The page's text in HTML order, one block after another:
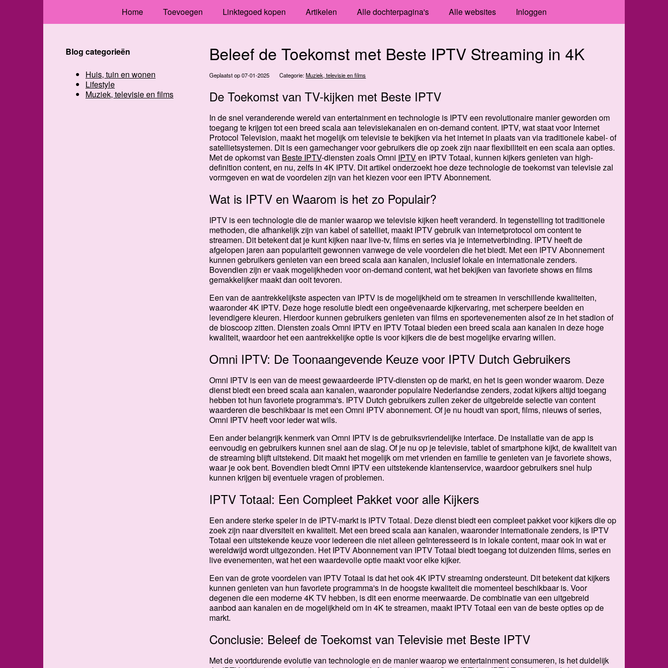
Home Toevoegen Linktegoed kopen Artikelen Alle dochterpagina's Alle websites Inloggen
Beleef de Toekomst met Beste IPTV Streaming in 4K
Geplaatst op 07-01-2025 Categorie:Muziek, televisie en films
De Toekomst van TV-kijken met Beste IPTV
In de snel veranderende wereld van entertainment en technologie is IPTV een revolutionaire manier geworden om
toegang te krijgen tot een breed scala aan televisiekanalen en on-demand content. IPTV, wat staat voor Internet
Protocol Television, maakt het mogelijk om televisie te bekijken via het internet in plaats van via traditionele kabel- of
satellietsystemen. Dit is een gamechanger voor gebruikers die op zoek zijn naar flexibiliteit en een scala aan opties.
Met de opkomst van Beste IPTV-diensten zoals Omni IPTVen IPTV Totaal, kunnen kijkers genieten van high-
definition content, en nu, zelfs in 4K IPTV. Dit artikel onderzoekt hoe deze technologie de toekomst van televisie zal
vormgeven en wat de voordelen zijn van het kiezen voor een IPTV Abonnement.
Wat is IPTV en Waarom is het zo Populair?
IPTV is een technologie die de manier waarop we televisie kijken heeft veranderd. In tegenstelling tot traditionele
methoden, die afhankelijk zijn van kabel of satelliet, maakt IPTV gebruik van internetprotocol om content te
streamen. Dit betekent dat je kunt kijken naar live-tv, films en series via je internetverbinding. IPTV heeft de
afgelopen jaren aan populariteit gewonnen vanwege de vele voordelen die het biedt. Met een IPTV Abonnement
kunnen gebruikers genieten van een breed scala aan kanalen, inclusief lokale en internationale zenders.
Bovendien zijn er vaak mogelijkheden voor on-demand content, wat het bekijken van favoriete shows en films
gemakkelijker maakt dan ooit tevoren.
Een van de aantrekkelijkste aspecten van IPTV is de mogelijkheid om te streamen in verschillende kwaliteiten,
waaronder 4K IPTV. Deze hoge resolutie biedt een ongeëvenaarde kijkervaring, met scherpere beelden en
levendigere kleuren. Hierdoor kunnen gebruikers genieten van films en sportevenementen alsof ze in het stadion of
de bioscoop zitten. Diensten zoals Omni IPTV en IPTV Totaal bieden een breed scala aan kanalen in deze hoge
kwaliteit, waardoor het een aantrekkelijke optie is voor kijkers die de best mogelijke ervaring willen.
Omni IPTV: De Toonaangevende Keuze voor IPTV Dutch Gebruikers
Omni IPTV is een van de meest gewaardeerde IPTV-diensten op de markt, en het is geen wonder waarom. Deze
dienst biedt een breed scala aan kanalen, waaronder populaire Nederlandse zenders, zodat kijkers altijd toegang
hebben tot hun favoriete programma's. IPTV Dutch gebruikers zullen zeker de uitgebreide selectie van content
waarderen die beschikbaar is met een Omni IPTV abonnement. Of je nu houdt van sport, films, nieuws of series,
Omni IPTV heeft voor ieder wat wils.
Een ander belangrijk kenmerk van Omni IPTV is de gebruiksvriendelijke interface. De installatie van de app is
eenvoudig en gebruikers kunnen snel aan de slag. Of je nu op je televisie, tablet of smartphone kijkt, de kwaliteit van
de streaming blijft uitstekend. Dit maakt het mogelijk om met vrienden en familie te genieten van je favoriete shows,
waar je ook bent. Bovendien biedt Omni IPTV een uitstekende klantenservice, waardoor gebruikers snel hulp
kunnen krijgen bij eventuele vragen of problemen.
IPTV Totaal: Een Compleet Pakket voor alle Kijkers
Een andere sterke speler in de IPTV-markt is IPTV Totaal. Deze dienst biedt een compleet pakket voor kijkers die op
zoek zijn naar diversiteit en kwaliteit. Met een breed scala aan kanalen, waaronder internationale zenders, is IPTV
Totaal een uitstekende keuze voor iedereen die niet alleen geïnteresseerd is in lokale content, maar ook in wat er
wereldwijd wordt uitgezonden. Het IPTV Abonnement van IPTV Totaal biedt toegang tot duizenden films, series en
live evenementen, wat het een waardevolle optie maakt voor elke kijker.
Een van de grote voordelen van IPTV Totaal is dat het ook 4K IPTV streaming ondersteunt. Dit betekent dat kijkers
kunnen genieten van hun favoriete programma's in de hoogste kwaliteit die momenteel beschikbaar is. Voor
degenen die een moderne 4K TV hebben, is dit een enorme meerwaarde. De combinatie van een uitgebreid
aanbod aan kanalen en de mogelijkheid om in 4K te streamen, maakt IPTV Totaal een van de beste opties op de
markt.
Conclusie: Beleef de Toekomst van Televisie met Beste IPTV
Met de voortdurende evolutie van technologie en de manier waarop we entertainment consumeren, is het duidelijk
Blog categorieën
Huis, tuin en wonen
Lifestyle
Muziek, televisie en films